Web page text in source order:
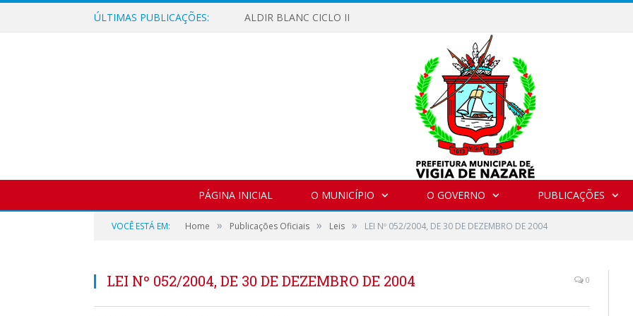
ÚLTIMAS PUBLICAÇÕES: ALDIR BLANC CICLO II
PÁGINA INICIAL O MUNICÍPIO O GOVERNO PUBLICAÇÕES
VOCÊ ESTÁ EM: Home » Publicações Oficiais » Leis » LEI Nº 052/2004, DE 30 DE DEZEMBRO DE 2004
LEI Nº 052/2004, DE 30 DE DEZEMBRO DE 2004 0